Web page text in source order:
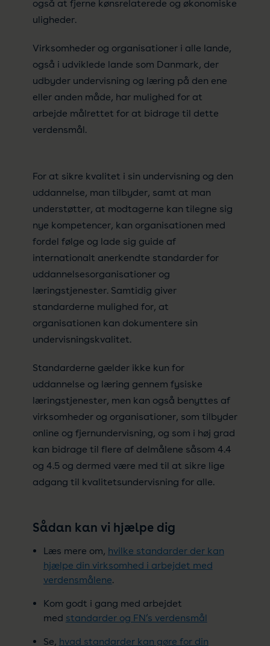
også at fjerne kønsrelaterede og økonomiske
uligheder.
Virksomheder og organisationer i alle lande,
også i udviklede lande som Danmark, der
udbyder undervisning og læring på den ene
eller anden måde, har mulighed for at
arbejde målrettet for at bidrage til dette
verdensmål.
For at sikre kvalitet i sin undervisning og den
uddannelse, man tilbyder, samt at man
understøtter, at modtagerne kan tilegne sig
nye kompetencer, kan organisationen med
fordel følge og lade sig guide af
internationalt anerkendte standarder for
uddannelsesorganisationer og
læringstjenester. Samtidig giver
standarderne mulighed for, at
organisationen kan dokumentere sin
undervisningskvalitet.
Standarderne gælder ikke kun for
uddannelse og læring gennem fysiske
læringstjenester, men kan også benyttes af
virksomheder og organisationer, som tilbyder
online og fjernundervisning, og som i høj grad
kan bidrage til flere af delmålene såsom 4.4
og 4.5 og dermed være med til at sikre lige
adgang til kvalitetsundervisning for alle.
Sådan kan vi hjælpe dig
Læs mere om, hvilke standarder der kan
hjælpe din virksomhed i arbejdet med
verdensmålene.
Kom godt i gang med arbejdet
med standarder og FN’s verdensmål
Se, hvad standarder kan gøre for din